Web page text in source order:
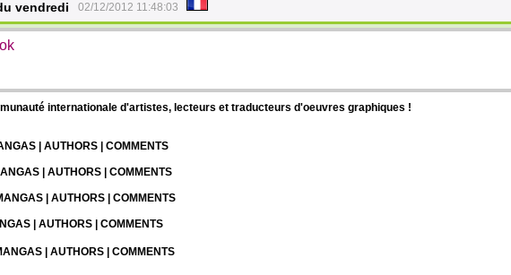
vendredi 02/12/2012 11:48:03
internationale d'artistes, lecteurs et traducteurs d'oeuvres graphiques !
| AUTHORS | COMMENTS
| AUTHORS | COMMENTS
| AUTHORS | COMMENTS
| AUTHORS | COMMENTS
| AUTHORS | COMMENTS